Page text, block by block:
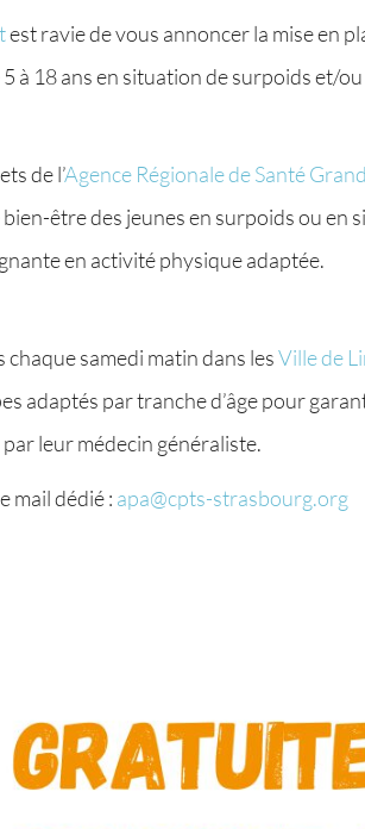
est ravie de vous annoncer la mise en
à 18 ans en situation de surpoids et/ou
de l’Agence Régionale de Santé
être des jeunes en surpoids ou
en activité physique adaptée.
samedi matin dans lesVille de
adaptés par tranche d’âge pour
leur médecin généraliste.
mail dédié : apa@cpts-strasbourg.org